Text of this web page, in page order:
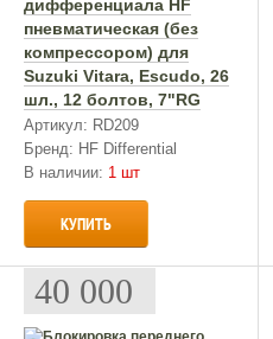
дифференциала HF
пневматическая (без
компрессором) для
Suzuki Vitara, Escudo, 26
шл., 12 болтов, 7"RG
Артикул: RD209
Бренд: HF Differential
В наличии: 1 шт
КУПИТЬ
40 000